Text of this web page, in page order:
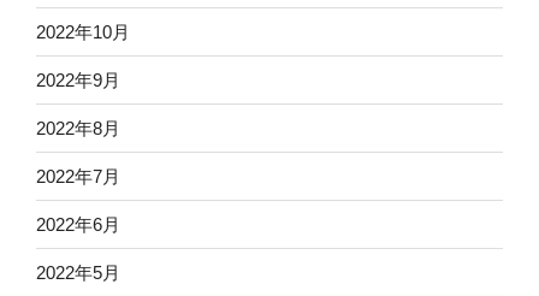
2022年10月
2022年9月
2022年8月
2022年7月
2022年6月
2022年5月